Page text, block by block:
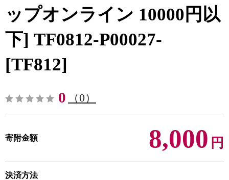
ップオンライン 10000円以
下] TF0812-P00027-
[TF812]
0 （0）
寄附金額 8,000 円
決済方法